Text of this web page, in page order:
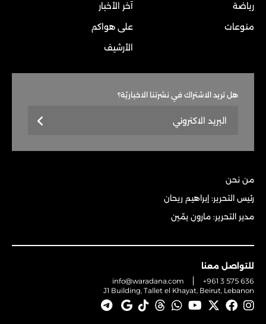
رياضة
منوعات
آخر الأخبار
على هواكم
الأرشيف
هل تريد الاشتراك في نشرتنا الاخباريّة؟
من نحن
رئيس التحرير: إبراهيم ريحان
مدير التحرير: مارون يمّين
للتواصل معنا
info@waradana.com
+961 3 575 636
J1 Building, Tallet el Khayat, Beirut, Lebanon